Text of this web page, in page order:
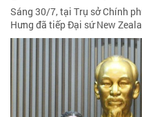
Sáng 30/7, tại Trụ sở Chính
Hưng đã tiếp Đại sứ New